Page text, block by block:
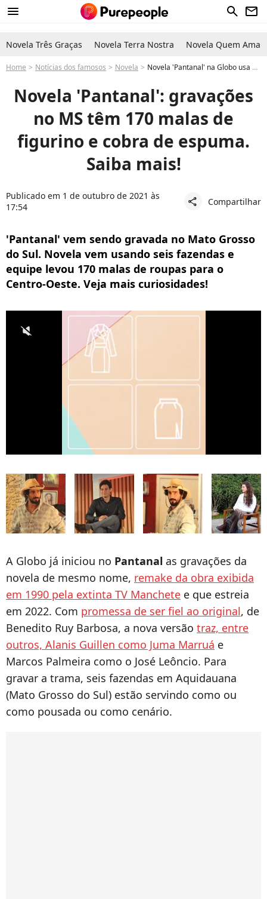
menu search newsletter
Novela Três Graças Novela Terra Nostra Novela Quem Ama
Home Notícias dos famosos Novela Novela 'Pantanal' na Globo usa 170 malas de roupas no MS. Mais!
Novela 'Pantanal': gravações
no MS têm 170 malas de
figurino e cobra de espuma.
Saiba mais!
Publicado em 1 de outubro de 2021 às
17:54
share Compartilhar
'Pantanal' vem sendo gravada no Mato Grosso
do Sul. Novela vem usando seis fazendas e
equipe levou 170 malas de roupas para o
Centro-Oeste. Veja mais curiosidades!
A Globo já iniciou no Pantanal as gravações da
novela de mesmo nome, remake da obra exibida
em 1990 pela extinta TV Manchete e que estreia
em 2022. Com promessa de ser fiel ao original, de
Benedito Ruy Barbosa, a nova versão traz, entre
outros, Alanis Guillen como Juma Marruá e
Marcos Palmeira como o José Leôncio. Para
gravar a trama, seis fazendas em Aquidauana
(Mato Grosso do Sul) estão servindo como ou
como pousada ou como cenário.